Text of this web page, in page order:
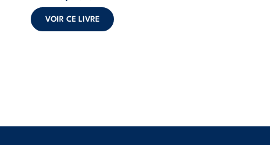
calme. Une
déclaration
d’existence pour ...
VOIR CE LIVRE